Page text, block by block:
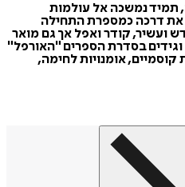
תמיד נמשכה אל עולמות
את דרכה כמספרת התחילה
ועשיר, קודר ואפל אך גם מואר
וגידים בסדרת הספרים "האורפל"
אומנויות לחימה,